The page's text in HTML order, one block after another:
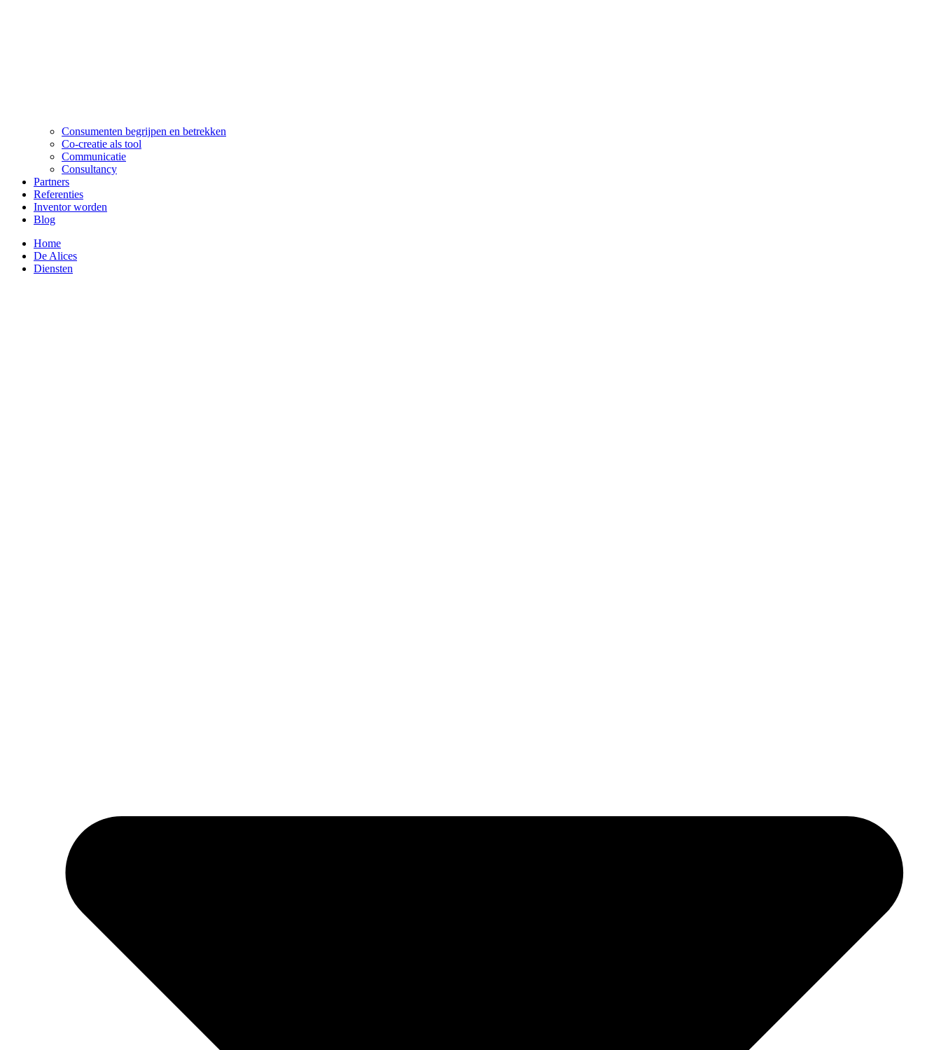
Consumenten begrijpen en betrekken
Co-creatie als tool
Communicatie
Consultancy
Partners
Referenties
Inventor worden
Blog
Home
De Alices
Diensten